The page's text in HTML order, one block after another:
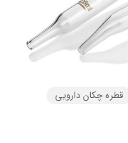
قطره چکان دارویی